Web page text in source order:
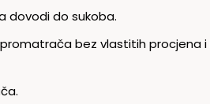
dovodi do sukoba.
bez vlastitih procjena